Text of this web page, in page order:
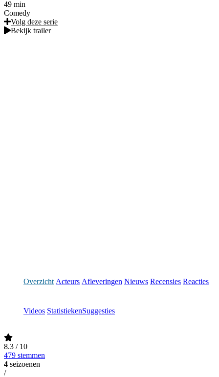
49 min
Comedy
Volg deze serie
Bekijk trailer
Overzicht Acteurs Afleveringen Nieuws Recensies Reacties
Videos StatistiekenSuggesties
8.3 / 10
479 stemmen
4 seizoenen
/